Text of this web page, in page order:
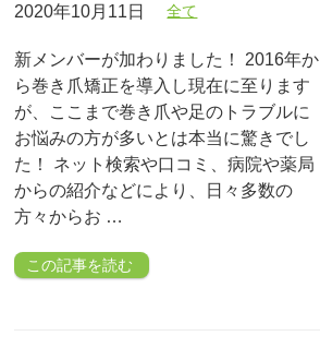
2020年10月11日 全て
新メンバーが加わりました！ 2016年か
ら巻き爪矯正を導入し現在に至ります
が、ここまで巻き爪や足のトラブルに
お悩みの方が多いとは本当に驚きでし
た！ ネット検索や口コミ、病院や薬局
からの紹介などにより、日々多数の
方々からお …
この記事を読む